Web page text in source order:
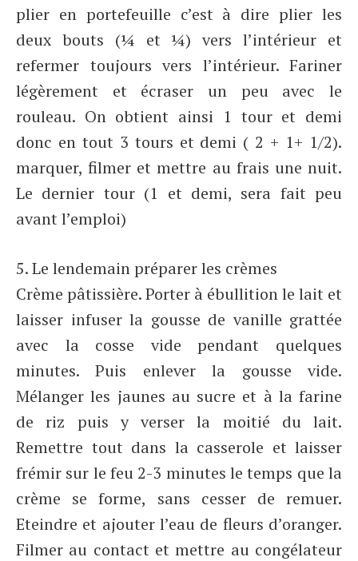
plier en portefeuille c’est à dire plier les
deux bouts (¼ et ¼) vers l’intérieur et
refermer toujours vers l’intérieur. Fariner
légèrement et écraser un peu avec le
rouleau. On obtient ainsi 1 tour et demi
donc en tout 3 tours et demi ( 2 + 1+ 1/2).
marquer, filmer et mettre au frais une nuit.
Le dernier tour (1 et demi, sera fait peu
avant l’emploi)
5. Le lendemain préparer les crèmes
Crème pâtissière. Porter à ébullition le lait et
laisser infuser la gousse de vanille grattée
avec la cosse vide pendant quelques
minutes. Puis enlever la gousse vide.
Mélanger les jaunes au sucre et à la farine
de riz puis y verser la moitié du lait.
Remettre tout dans la casserole et laisser
frémir sur le feu 2-3 minutes le temps que la
crème se forme, sans cesser de remuer.
Eteindre et ajouter l’eau de fleurs d’oranger.
Filmer au contact et mettre au congélateur